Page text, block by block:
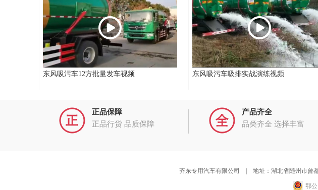
东风吸污车12方批量发车视频 东风吸污车吸排实战演练视频
正品保障
正品行货 品质保障
产品齐全
品类齐全 选择丰富
齐东专用汽车有限公司 | 地址：湖北省随州市曾
鄂公